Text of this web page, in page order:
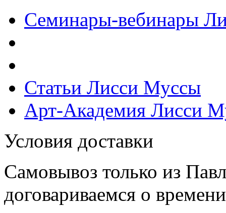
Семинары-вебинары
Статьи Лисси Муссы
Арт-Академия Лисси
Условия доставки
Самовывоз только из
договариваемся о